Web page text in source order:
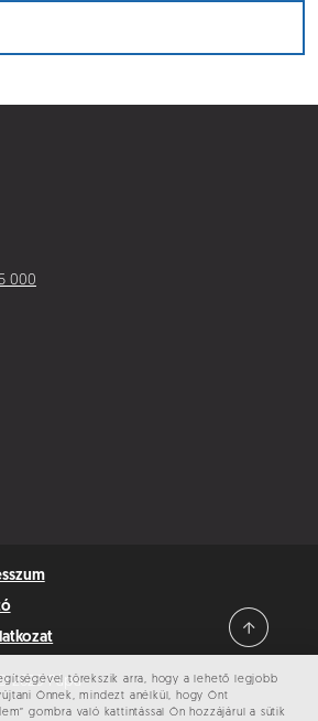
törekszik arra, hogy a lehető legjobb
Önnek, mindezt anélkül, hogy Önt
gombra való kattintással Ön hozzájárul a sütik
000
2026 Pápa